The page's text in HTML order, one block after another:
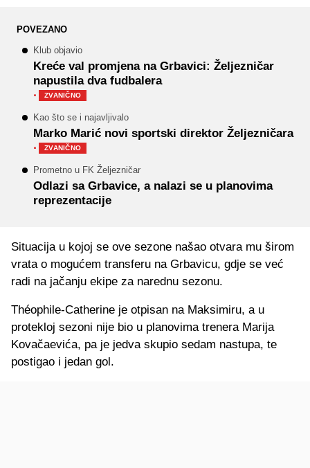
POVEZANO
Klub objavio
Kreće val promjena na Grbavici: Željezničar
napustila dva fudbalera
· ZVANIČNO
Kao što se i najavljivalo
Marko Marić novi sportski direktor Željezničara
· ZVANIČNO
Prometno u FK Željezničar
Odlazi sa Grbavice, a nalazi se u planovima
reprezentacije
Situacija u kojoj se ove sezone našao otvara mu širom
vrata o mogućem transferu na Grbavicu, gdje se već
radi na jačanju ekipe za narednu sezonu.
Théophile-Catherine je otpisan na Maksimiru, a u
protekloj sezoni nije bio u planovima trenera Marija
Kovačaevića, pa je jedva skupio sedam nastupa, te
postigao i jedan gol.